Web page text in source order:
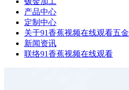
产品中心
定制中心
关于91香蕉视频在线观看五金
新闻资讯
联络91香蕉视频在线观看